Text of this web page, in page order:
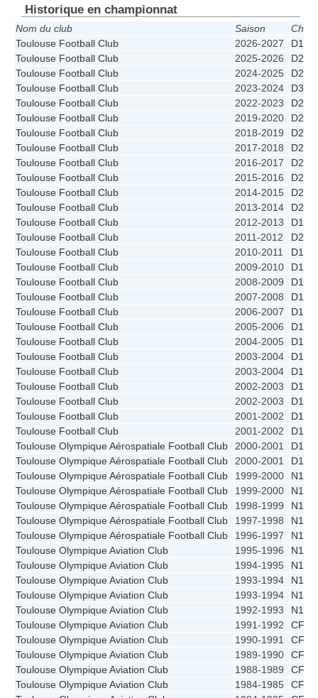
Historique en championnat
Nom du club Saison
Toulouse Football Club
2026-2027
D1
Toulouse Football Club
2025-2026
D2
Toulouse Football Club
2024-2025
D2
Toulouse Football Club
2023-2024
D3
Toulouse Football Club
2022-2023
D2
Toulouse Football Club
2019-2020
D2
Toulouse Football Club
2018-2019
D2
Toulouse Football Club
2017-2018
D2
Toulouse Football Club
2016-2017
D2
Toulouse Football Club
2015-2016
D2
Toulouse Football Club
2014-2015
D2
Toulouse Football Club
2013-2014
D2
Toulouse Football Club
2012-2013
D1
Toulouse Football Club
2011-2012
D2
Toulouse Football Club
2010-2011
D1
Toulouse Football Club
2009-2010
D1
Toulouse Football Club
2008-2009
D1
Toulouse Football Club
2007-2008
D1
Toulouse Football Club
2006-2007
D1
Toulouse Football Club
2005-2006
D1
Toulouse Football Club
2004-2005
D1
Toulouse Football Club
2003-2004
D1 -
Toulouse Football Club
2003-2004
D1
Toulouse Football Club
2002-2003
D1 -
Toulouse Football Club
2002-2003
D1
Toulouse Football Club
2001-2002
D1 -
Toulouse Football Club
2001-2002
D1
Toulouse Olympique Aérospatiale Football Club
2000-2001
D1 -
Toulouse Olympique Aérospatiale Football Club
2000-2001
D1
Toulouse Olympique Aérospatiale Football Club
1999-2000
N1A
Toulouse Olympique Aérospatiale Football Club
1999-2000
N1A
Toulouse Olympique Aérospatiale Football Club
1998-1999
N1A
Toulouse Olympique Aérospatiale Football Club
1997-1998
N1A
Toulouse Olympique Aérospatiale Football Club
1996-1997
N1A
Toulouse Olympique Aviation Club
1995-1996
N1A
Toulouse Olympique Aviation Club
1994-1995
N1A
Toulouse Olympique Aviation Club
1993-1994
N1B
Toulouse Olympique Aviation Club
1993-1994
N1B
Toulouse Olympique Aviation Club
1992-1993
N1A
Toulouse Olympique Aviation Club
1991-1992
CFF
Toulouse Olympique Aviation Club
1990-1991
CFF
Toulouse Olympique Aviation Club
1989-1990
CFF
Toulouse Olympique Aviation Club
1988-1989
CFF
Toulouse Olympique Aviation Club
1984-1985
CFF